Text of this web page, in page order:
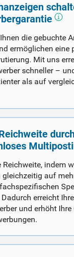
die gebuchte
ermöglichen eine
Mit uns
schneller –
als auf
Reichweite, indem
gleichzeitig auf
erreicht
und erhöht